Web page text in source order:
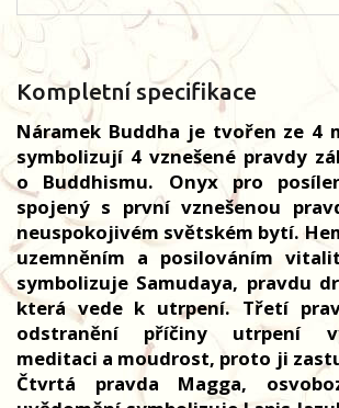
Kompletní specifikace
Náramek Buddha je tvořen ze 4
symbolizují 4 vznešené pravdy
o Buddhismu. Onyx pro
spojený s první vznešenou
neuspokojivém světském bytí.
uzemněním a posilováním
symbolizuje Samudaya, pravdu
která vede k utrpení. Třetí
odstranění příčiny utrpení
meditaci a moudrost, proto ji
Čtvrtá pravda Magga,